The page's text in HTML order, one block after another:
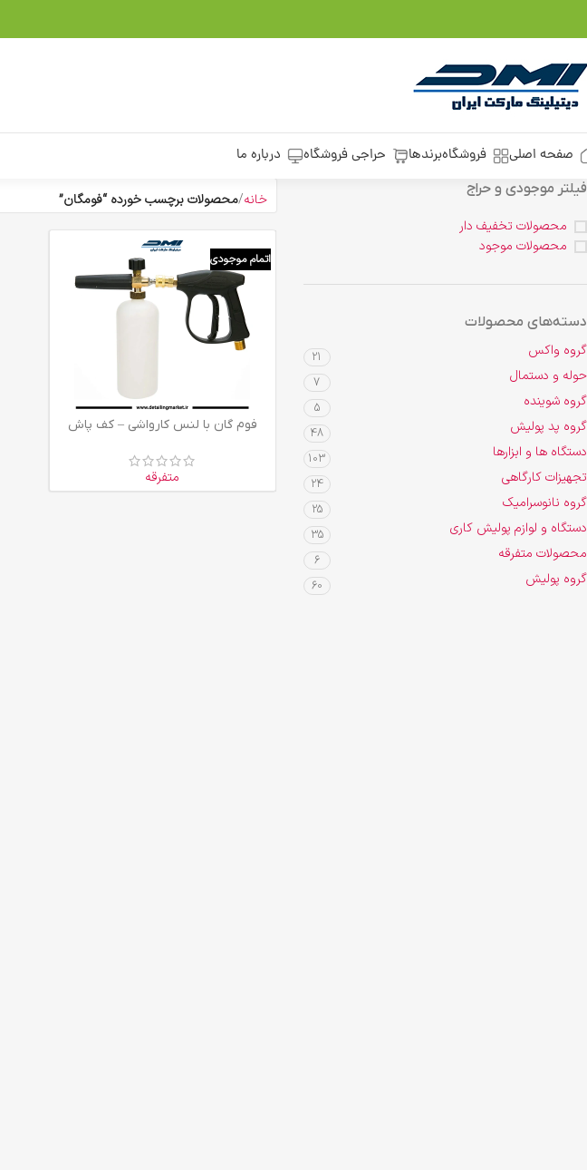
صفحه اصلی فروشگاهبرندها حراجی فروشگاه درباره ما
فیلتر موجودی و حراج
محصولات تخفیف دار
محصولات موجود
دسته‌های محصولات
گروه واکس 21
حوله و دستمال 7
گروه شوینده 5
گروه پد پولیش 48
دستگاه ها و ابزارها 103
تجهیزات کارگاهی 24
گروه نانوسرامیک 25
دستگاه و لوازم پولیش کاری 35
محصولات متفرقه 6
گروه پولیش 60
خانه محصولات برچسب خورده “فومگان”
اتمام موجودی
اطلاعات بیشتر
فوم گان با لنس کارواشی – کف پاش
متفرقه